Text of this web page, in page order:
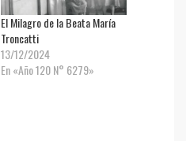
El Milagro de la Beata María
Troncatti
13/12/2024
En «Año 120 N° 6279»